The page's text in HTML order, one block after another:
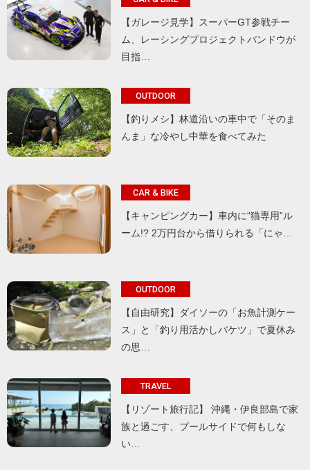
【ガレージ見学】スーパーGT参戦チー
ム、レーシングプロジェクトバンドウが
目指…
OUTDOOR
【釣りメシ】林道沿いの車中で「そのま
んま」な冷やし中華を食べてみた
CAR & BIKE
【キャンピングカー】車内に“猫専用”ル
ーム!? 2万円台から借りられる「にゃ…
OUTDOOR
【自由研究】ダイソーの「お魚計測ケー
ス」と「釣り用活かしバケツ」で夏休み
の思…
TRAVEL
【リゾート旅行記】 沖縄・伊良部島で家
族と過ごす、プールサイドで何もしな
い…